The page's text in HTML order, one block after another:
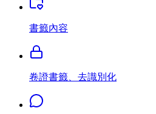
書籤內容
卷證書籤、去識別化